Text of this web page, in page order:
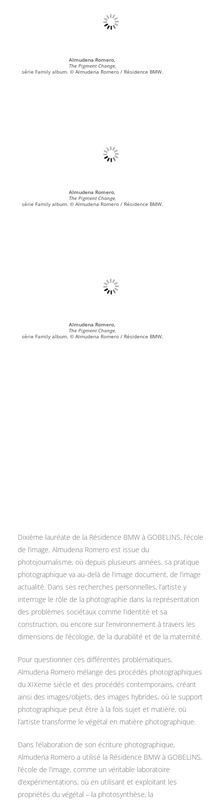
Almudena Romero,
The Pigment Change,
série Family album. © Almudena Romero / Résidence BMW.
Almudena Romero,
The Pigment Change,
série Family album. © Almudena Romero / Résidence BMW.
Almudena Romero,
The Pigment Change,
série Family album. © Almudena Romero / Résidence BMW.
Dixième lauréate de la Résidence BMW à GOBELINS, l’école
de l’image, Almudena Romero est issue du
photojournalisme, où depuis plusieurs années, sa pratique
photographique va au-delà de l’image document, de l’image
actualité. Dans ses recherches personnelles, l’artiste y
interroge le rôle de la photographie dans la représentation
des problèmes sociétaux comme l’identité et sa
construction, ou encore sur l’environnement à travers les
dimensions de l’écologie, de la durabilité et de la maternité.
Pour questionner ces différentes problématiques,
Almudena Romero mélange des procédés photographiques
du XIXeme siècle et des procédés contemporains, créant
ainsi des images/objets, des images hybrides, où le support
photographique peut être à la fois sujet et matière, où
l’artiste transforme le végétal en matière photographique.
Dans l’élaboration de son écriture photographique,
Almudena Romero a utilisé la Résidence BMW à GOBELINS,
l’école de l’image, comme un véritable laboratoire
d’expérimentations, où en utilisant et exploitant les
propriétés du végétal – la photosynthèse, la